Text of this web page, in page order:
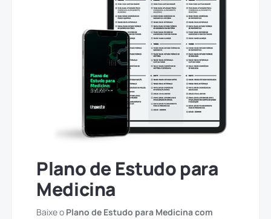
Plano de Estudo para
Medicina
Baixe o Plano de Estudo para Medicina com